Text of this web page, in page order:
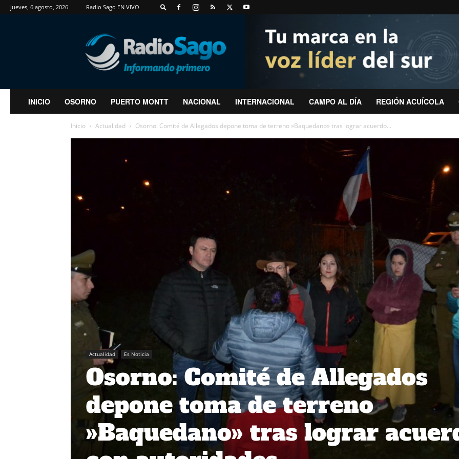
jueves, 6 agosto, 2026 Radio Sago EN VIVO
RadioSago
INICIO OSORNO PUERTO MONTT NACIONAL INTERNACIONAL CAMPO AL DÍA REGIÓN ACUÍCOLA
Inicio Actualidad Osorno: Comité de Allegados depone toma de terreno »Baquedano» tras lograr acuerdo...
Actualidad Es Noticia
Osorno: Comité de Allegados
depone toma de terreno
»Baquedano» tras lograr